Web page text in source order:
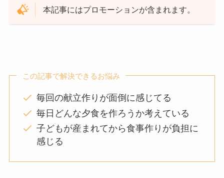
本記事にはプロモーションが含まれます。
この記事で解決できるお悩み
毎回の献立作りが面倒に感じてる
毎日どんな夕食を作ろうか考えている
子どもが産まれてから食事作りが負担に
感じる